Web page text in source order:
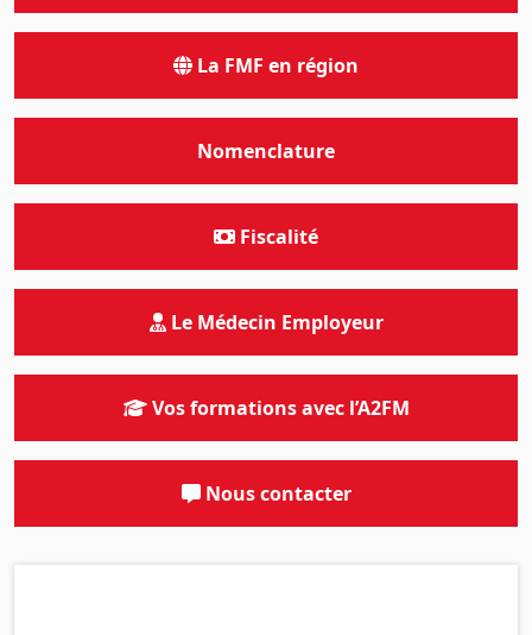
La FMF en région
Nomenclature
Fiscalité
Le Médecin Employeur
Vos formations avec l’A2FM
Nous contacter